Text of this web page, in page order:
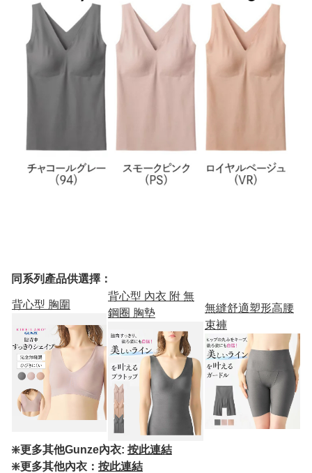
同系列產品供選擇：
背心型 胸圍
背心型 內衣 附 無
鋼圈 胸墊
無縫舒適塑形高腰
束褲
❇️更多其他Gunze內衣: 按此連結
❇️更多其他內衣： 按此連結